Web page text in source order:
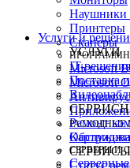
Наушники
Принтеры
Сканеры
Microsoft
Microsoft
РАСХОДНЫЕ
СЕРВЕРЫ И
Услуги и
УСЛУГИ
IT-
Поставка
Ремонт
СЕРВИСЫ
Статус